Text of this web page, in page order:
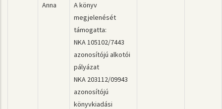
Anna
A könyv
megjelenését
támogatta:
NKA 105102/7443
azonosítójú alkotói
pályázat
NKA 203112/09943
azonosítójú
könyvkiadási